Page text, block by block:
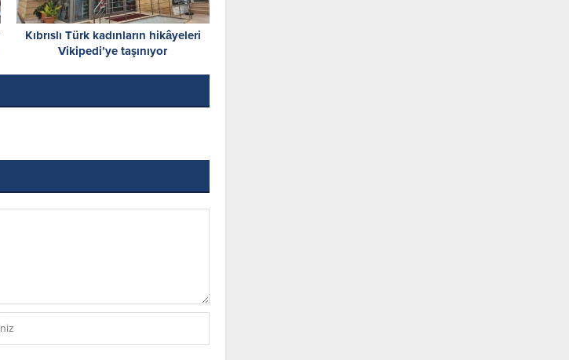
Kıbrıslı Türk kadınların hikâyeleri
Vikipedi’ye taşınıyor